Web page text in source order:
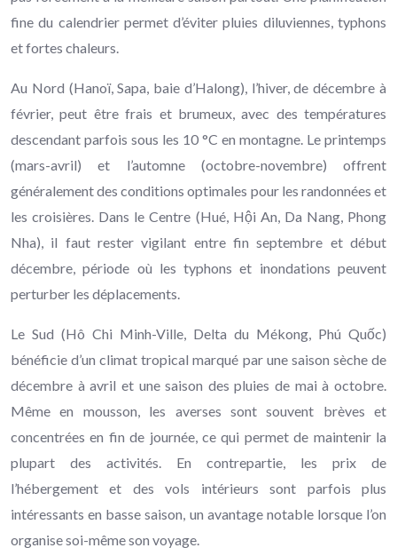
fine du calendrier permet d’éviter pluies diluviennes, typhons
et fortes chaleurs.
Au Nord (Hanoï, Sapa, baie d’Halong), l’hiver, de décembre à
février, peut être frais et brumeux, avec des températures
descendant parfois sous les 10 °C en montagne. Le printemps
(mars-avril) et l’automne (octobre-novembre) offrent
généralement des conditions optimales pour les randonnées et
les croisières. Dans le Centre (Hué, Hội An, Da Nang, Phong
Nha), il faut rester vigilant entre fin septembre et début
décembre, période où les typhons et inondations peuvent
perturber les déplacements.
Le Sud (Hô Chi Minh-Ville, Delta du Mékong, Phú Quốc)
bénéficie d’un climat tropical marqué par une saison sèche de
décembre à avril et une saison des pluies de mai à octobre.
Même en mousson, les averses sont souvent brèves et
concentrées en fin de journée, ce qui permet de maintenir la
plupart des activités. En contrepartie, les prix de
l’hébergement et des vols intérieurs sont parfois plus
intéressants en basse saison, un avantage notable lorsque l’on
organise soi-même son voyage.